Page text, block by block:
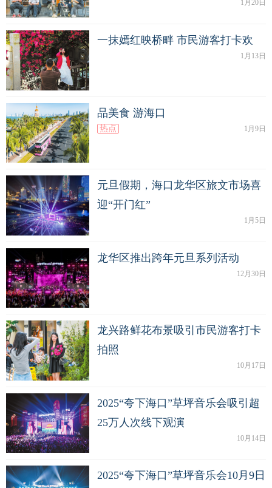
1月20日
一抹嫣红映桥畔 市民游客打卡欢
1月13日
品美食 游海口
1月9日
热点
元旦假期，海口龙华区旅文市场喜
迎“开门红”
1月5日
龙华区推出跨年元旦系列活动
12月30日
龙兴路鲜花布景吸引市民游客打卡
拍照
10月17日
2025“夸下海口”草坪音乐会吸引超
25万人次线下观演
10月14日
2025“夸下海口”草坪音乐会10月9日